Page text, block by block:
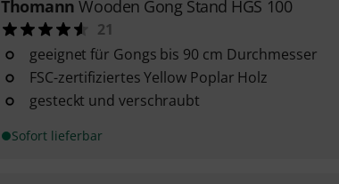
Thomann Wooden Gong Stand HGS 100
21
geeignet für Gongs bis 90 cm Durchmesser
FSC-zertifiziertes Yellow Poplar Holz
gesteckt und verschraubt
Sofort lieferbar